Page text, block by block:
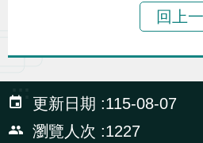
申
辦
宣
回上
:::
更新日期
115-08-07
瀏覽人次
1227